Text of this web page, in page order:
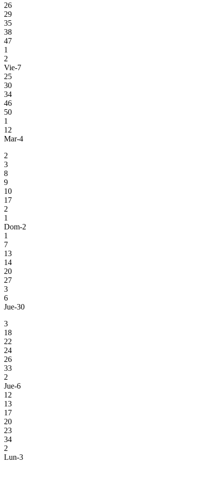
26
29
35
38
47
1
2
Vie-7
25
30
34
46
50
1
12
Mar-4
2
3
8
9
10
17
2
1
Dom-2
1
7
13
14
20
27
3
6
Jue-30
3
18
22
24
26
33
2
Jue-6
12
13
17
20
23
34
2
Lun-3